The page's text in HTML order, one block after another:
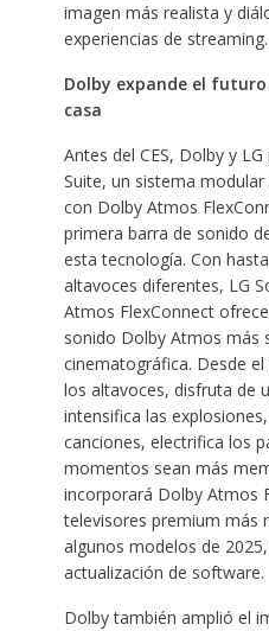
imagen más realista y
experiencias de streaming.
Dolby expande el
casa
Antes del CES, Dolby y
Suite, un sistema
con Dolby Atmos
primera barra de sonido
esta tecnología. Con
altavoces diferentes, LG
Atmos FlexConnect
sonido Dolby Atmos más
cinematográfica. Desde
los altavoces, disfruta de
intensifica las
canciones, electrifica los
momentos sean más
incorporará Dolby Atmos
televisores premium más
algunos modelos de
actualización de software.
Dolby también amplió el